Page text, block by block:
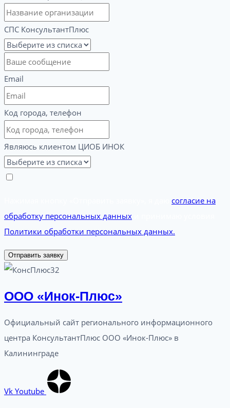
СПС КонсультантПлюс
Email
Код города, телефон
Являюсь клиентом ЦИОБ ИНОК
согласие на
обработку персональных данных
Политики обработки персональных данных.
Отправить заявку
ООО «Инок-Плюс»
Официальный сайт регионального информационного
центра КонсультантПлюс ООО «Инок-Плюс» в
Калининграде
Vk Youtube